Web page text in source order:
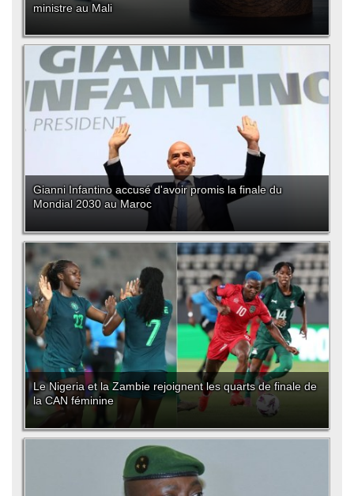
ministre au Mali
Gianni Infantino accusé d'avoir promis la finale du
Mondial 2030 au Maroc
Le Nigeria et la Zambie rejoignent les quarts de finale de
la CAN féminine